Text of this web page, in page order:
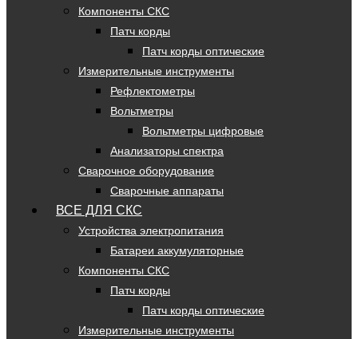
Компоненты СКС
Патч корды
Патч корды оптические
Измерительные инструменты
Рефлектометры
Вольтметры
Вольтметры цифровые
Анализаторы спектра
Сварочное оборудование
Сварочные аппараты
ВСЕ ДЛЯ СКС
Устройства электропитания
Батареи аккумуляторные
Компоненты СКС
Патч корды
Патч корды оптические
Измерительные инструменты